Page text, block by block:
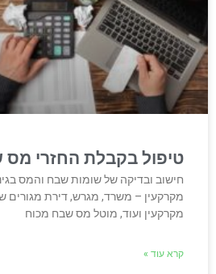
טיפול בקבלת החזרי מס
חישוב ובדיקה של שומות שבח והמס בגינו.
מקרקעין – משרד, מגרש, דירת מגורים
מקרקעין ועוד, מוטל מס שבח מכוח
קרא עוד »